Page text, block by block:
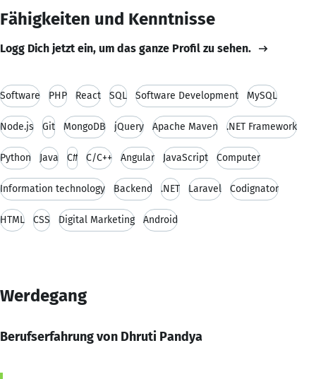
Fähigkeiten und Kenntnisse
Logg Dich jetzt ein, um das ganze Profil zu sehen.
Software PHP React SQL Software Development MySQL
Node.js Git MongoDB jQuery Apache Maven .NET Framework
Python Java C# C/C++ Angular JavaScript Computer
Information technology Backend .NET Laravel Codignator
HTML CSS Digital Marketing Android
Werdegang
Berufserfahrung von Dhruti Pandya